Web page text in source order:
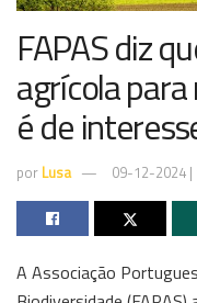
FAPAS diz
agrícola
é de
por Lusa 09-12-2024 |
A Associação